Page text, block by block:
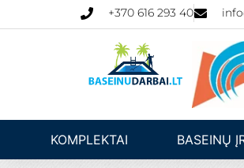
prie
+370 616 293 40
KOMPLEKTAI BASEINŲ